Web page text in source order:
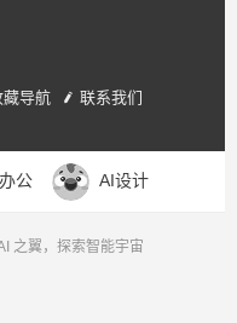
藏导航 联系我们
公 AI设计
之翼，探索智能宇宙